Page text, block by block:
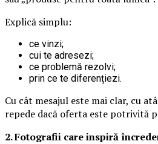
Explică simplu:
ce vinzi;
cui te adresezi;
ce problemă rezolvi;
prin ce te diferențiezi.
Cu cât mesajul este mai clar, cu
repede dacă oferta este potrivită
2. Fotografii care inspiră